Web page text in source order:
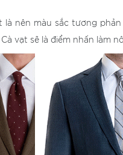
là nên màu sắc tương
vạt sẽ là điểm nhấn làm